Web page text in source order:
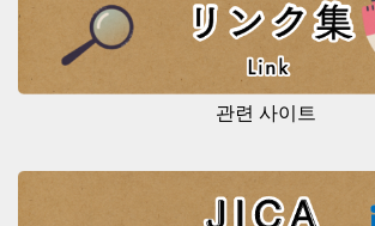
관련 사이트